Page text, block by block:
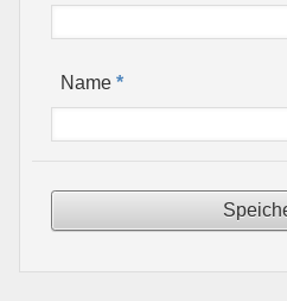
Name*